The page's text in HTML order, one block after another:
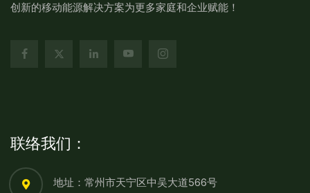
创新的移动能源解决方案为更多家庭和企业赋能！
联络我们：
地址：常州市天宁区中吴大道566号